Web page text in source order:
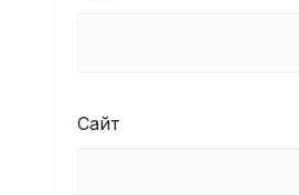
Сайт